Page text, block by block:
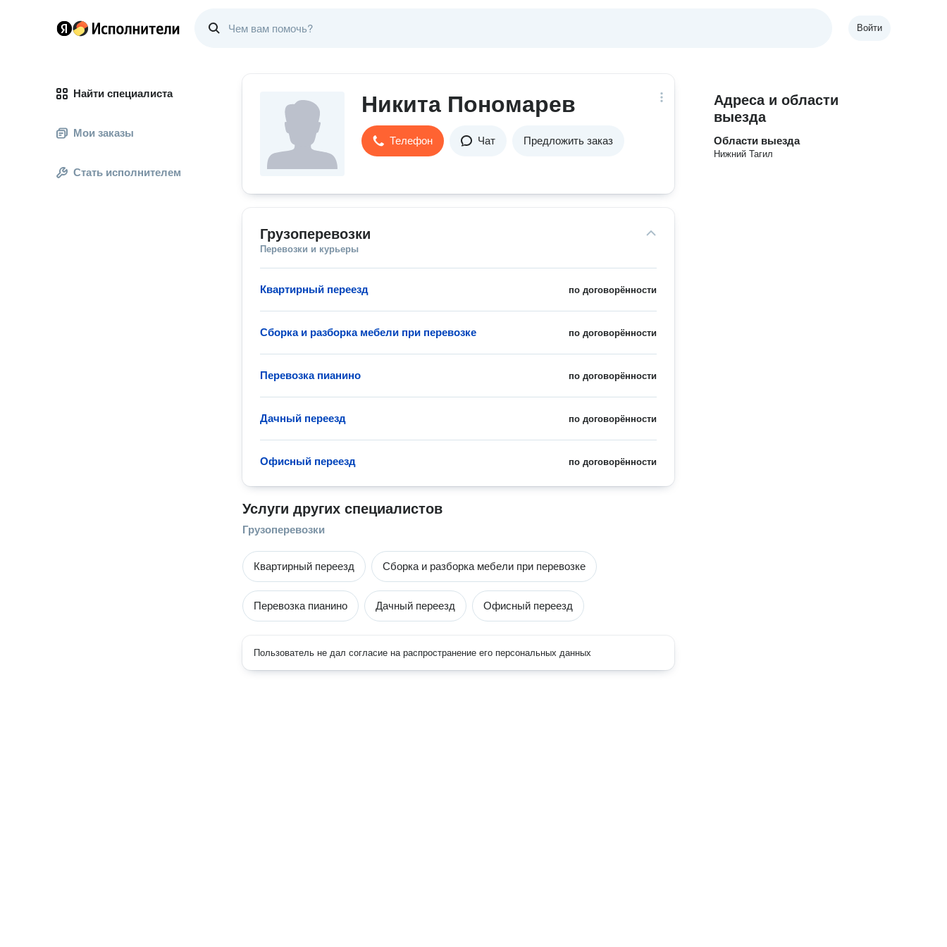
Войти
Найти специалиста
Мои заказы
Стать исполнителем
Никита Пономарев
Телефон Чат Предложить заказ
Грузоперевозки
Перевозки и курьеры
по договорённости
Квартирный переезд
по договорённости
Сборка и разборка мебели при перевозке
по договорённости
Перевозка пианино
по договорённости
Дачный переезд
по договорённости
Офисный переезд
Услуги других специалистов
Грузоперевозки
Квартирный переезд Сборка и разборка мебели при перевозке
Перевозка пианино Дачный переезд Офисный переезд
Пользователь не дал согласие на распространение его персональных данных
Адреса и области
выезда
Области выезда
Нижний Тагил